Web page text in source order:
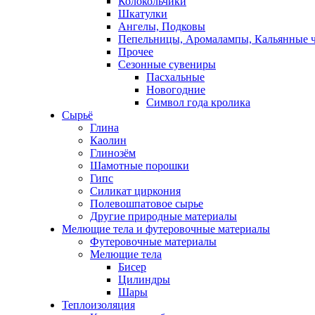
Шкатулки
Ангелы, Подковы
Пепельницы, Аромалампы, Кальянные
Прочее
Сезонные сувениры
Пасхальные
Новогодние
Символ года кролика
Сырьё
Глина
Каолин
Глинозём
Шамотные порошки
Гипс
Силикат циркония
Полевошпатовое сырье
Другие природные материалы
Мелющие тела и футеровочные материалы
Футеровочные материалы
Мелющие тела
Бисер
Цилиндры
Шары
Теплоизоляция